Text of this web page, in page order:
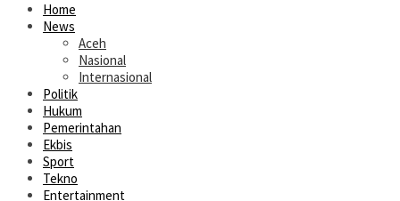
Home
News
Aceh
Nasional
Internasional
Politik
Hukum
Pemerintahan
Ekbis
Sport
Tekno
Entertainment